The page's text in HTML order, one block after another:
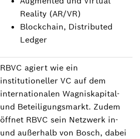
Reality (AR/VR)
Blockchain, Distributed
Ledger
RBVC agiert wie ein
institutioneller VC auf dem
internationalen Wagniskapital-
und Beteiligungsmarkt. Zudem
öffnet RBVC sein Netzwerk in-
und außerhalb von Bosch, dabei